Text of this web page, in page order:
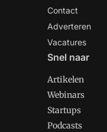
Contact
Adverteren
Vacatures
Snel naar
Artikelen
Webinars
Startups
Podcasts